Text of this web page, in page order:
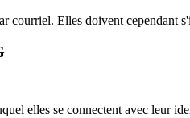
courriel. Elles doivent cependant
elles se connectent avec leur